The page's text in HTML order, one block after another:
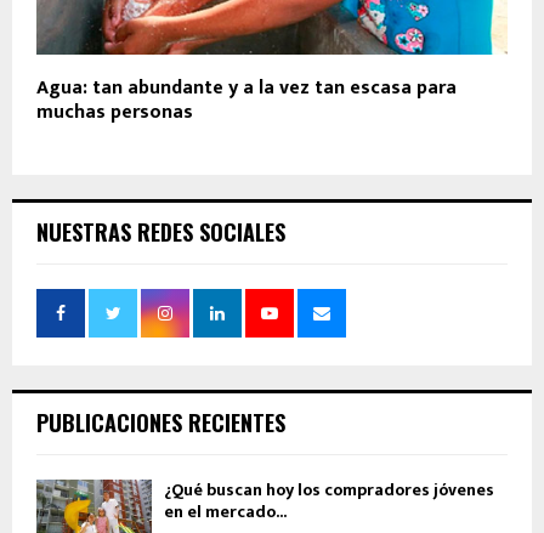
Agua: tan abundante y a la vez tan escasa para
muchas personas
NUESTRAS REDES SOCIALES
PUBLICACIONES RECIENTES
¿Qué buscan hoy los compradores jóvenes
en el mercado...